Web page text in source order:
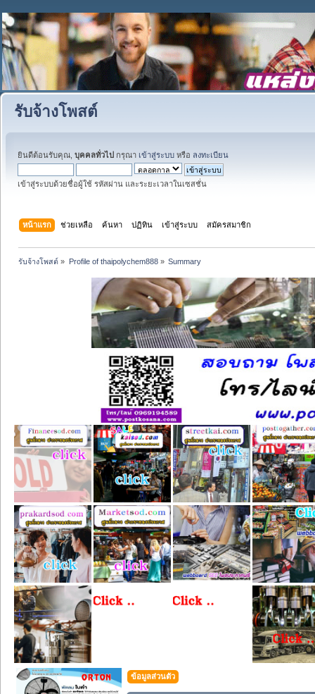
รับจ้างโพสต์
ยินดีต้อนรับคุณ, บุคคลทั่วไป กรุณา เข้าสู่ระบบ หรือ ลงทะเบียน
เข้าสู่ระบบด้วยชื่อผู้ใช้ รหัสผ่าน และระยะเวลาในเซสชั่น
หน้าแรก ช่วยเหลือ ค้นหา ปฏิทิน เข้าสู่ระบบ สมัครสมาชิก
รับจ้างโพสต์ » Profile of thaipolychem888» Summary
ข้อมูลส่วนตัว